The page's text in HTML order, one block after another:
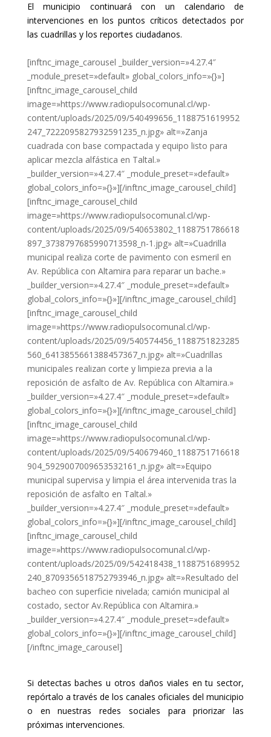
El municipio continuará con un calendario de
intervenciones en los puntos críticos detectados por
las cuadrillas y los reportes ciudadanos.
[inftnc_image_carousel _builder_version=»4.27.4″
_module_preset=»default» global_colors_info=»{}»]
[inftnc_image_carousel_child
image=»https://www.radiopulsocomunal.cl/wp-
content/uploads/2025/09/540499656_1188751619952
247_7222095827932591235_n.jpg» alt=»Zanja
cuadrada con base compactada y equipo listo para
aplicar mezcla alfástica en Taltal.»
_builder_version=»4.27.4″ _module_preset=»default»
global_colors_info=»{}»][/inftnc_image_carousel_child]
[inftnc_image_carousel_child
image=»https://www.radiopulsocomunal.cl/wp-
content/uploads/2025/09/540653802_1188751786618
897_3738797685990713598_n-1.jpg» alt=»Cuadrilla
municipal realiza corte de pavimento con esmeril en
Av. República con Altamira para reparar un bache.»
_builder_version=»4.27.4″ _module_preset=»default»
global_colors_info=»{}»][/inftnc_image_carousel_child]
[inftnc_image_carousel_child
image=»https://www.radiopulsocomunal.cl/wp-
content/uploads/2025/09/540574456_1188751823285
560_6413855661388457367_n.jpg» alt=»Cuadrillas
municipales realizan corte y limpieza previa a la
reposición de asfalto de Av. República con Altamira.»
_builder_version=»4.27.4″ _module_preset=»default»
global_colors_info=»{}»][/inftnc_image_carousel_child]
[inftnc_image_carousel_child
image=»https://www.radiopulsocomunal.cl/wp-
content/uploads/2025/09/540679460_1188751716618
904_5929007009653532161_n.jpg» alt=»Equipo
municipal supervisa y limpia el área intervenida tras la
reposición de asfalto en Taltal.»
_builder_version=»4.27.4″ _module_preset=»default»
global_colors_info=»{}»][/inftnc_image_carousel_child]
[inftnc_image_carousel_child
image=»https://www.radiopulsocomunal.cl/wp-
content/uploads/2025/09/542418438_1188751689952
240_8709356518752793946_n.jpg» alt=»Resultado del
bacheo con superficie nivelada; camión municipal al
costado, sector Av.República con Altamira.»
_builder_version=»4.27.4″ _module_preset=»default»
global_colors_info=»{}»][/inftnc_image_carousel_child]
[/inftnc_image_carousel]
Si detectas baches u otros daños viales en tu sector,
repórtalo a través de los canales oficiales del municipio
o en nuestras redes sociales para priorizar las
próximas intervenciones.